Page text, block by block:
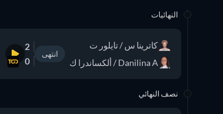
النهائيات
كاترينا س / تايلور ت
Danilina A / ألكساندرا ك
انتهى
2
0
نصف النهائي